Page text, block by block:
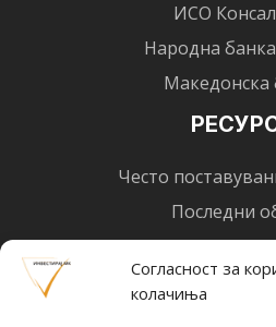
Согласност за
колачиња
ИСО
Народна
Македонска
Често
Последни
Најнови